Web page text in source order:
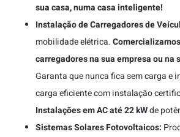
sua casa, numa casa inteligente!
Instalação de Carregadores de
mobilidade elétrica.
carregadores na sua empresa ou na
Garanta que nunca fica sem carga e
carga eficiente com instalação
Instalações em AC até 22 kWde
Sistemas Solares Fotovoltaicos: